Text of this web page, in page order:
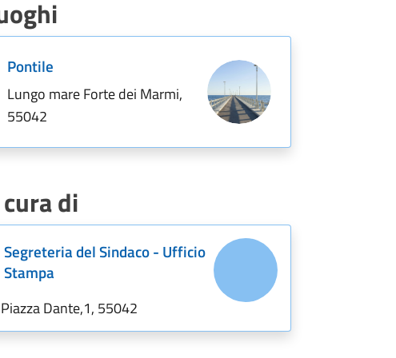
Pontile
Lungo mare Forte dei Marmi,
55042
di
Segreteria del Sindaco - Ufficio
Stampa
Piazza Dante,1, 55042